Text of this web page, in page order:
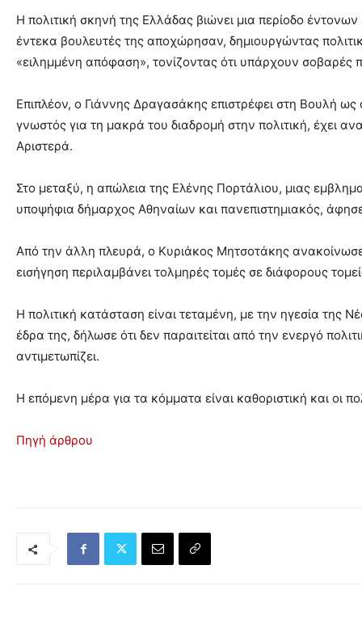
Η πολιτική σκηνή της Ελλάδας βιώνει μια περίοδο
έντεκα βουλευτές της αποχώρησαν, δημιουργώντας
«ειλημμένη απόφαση», τονίζοντας ότι υπάρχουν σοβαρές
Επιπλέον, ο Γιάννης Δραγασάκης επιστρέφει στη Βουλή
γνωστός για τη μακρά του διαδρομή στην πολιτική, έχει
Αριστερά.
Στο μεταξύ, η απώλεια της Ελένης Πορτάλιου, μιας
υποψήφια δήμαρχος Αθηναίων και πανεπιστημιακός,
Από την άλλη πλευρά, ο Κυριάκος Μητσοτάκης
εισήγηση περιλαμβάνει τολμηρές τομές σε διάφορους
Η πολιτική κατάσταση είναι τεταμένη, με την ηγεσία
έδρα της, δήλωσε ότι δεν παραιτείται από την ενεργό
αντιμετωπίζει.
Η επόμενη μέρα για τα κόμματα είναι καθοριστική και οι
Πηγή άρθρου